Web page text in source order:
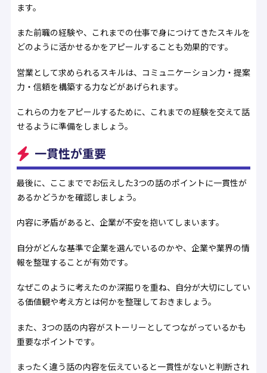
ます。
また前職の経験や、これまでの仕事で身につけてきたスキルを
どのように活かせるかをアピールすることも効果的です。
営業として求められるスキルは、コミュニケーション力・提案
力・信頼を構築する力などがあげられます。
これらの力をアピールするために、これまでの経験を交えて話
せるように準備をしましょう。
一貫性が重要
最後に、ここまででお伝えした3つの話のポイントに一貫性が
あるかどうかを確認しましょう。
内容に矛盾があると、企業が不安を抱いてしまいます。
自分がどんな基準で企業を選んでいるのかや、企業や業界の情
報を整理することが有効です。
なぜこのように考えたのか深掘りを重ね、自分が大切にしてい
る価値観や考え方とは何かを整理しておきましょう。
また、3つの話の内容がストーリーとしてつながっているかも
重要なポイントです。
まったく違う話の内容を伝えていると一貫性がないと判断され